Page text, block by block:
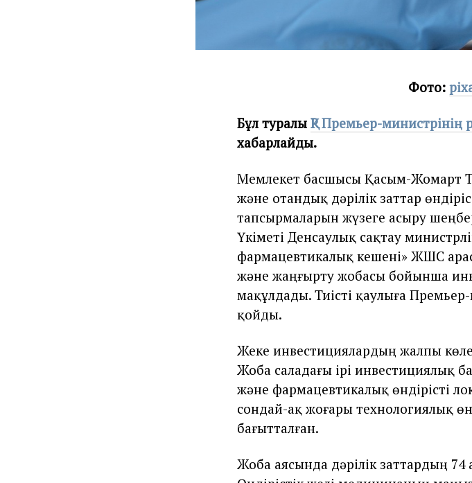
Фото:
Бұл туралы ҚР Премьер-министрінің
хабарлайды.
Мемлекет басшысы Қасым-Жомарт
және отандық дәрілік заттар
тапсырмаларын жүзеге асыру
Үкіметі Денсаулық сақтау
фармацевтикалық кешені» ЖШС
және жаңғырту жобасы бойынша
мақұлдады. Тиісті қаулыға
қойды.
Жеке инвестициялардың жалпы
Жоба саладағы ірі инвестициялық
және фармацевтикалық өндірісті
сондай-ақ жоғары технологиялық
бағытталған.
Жоба аясында дәрілік заттардың